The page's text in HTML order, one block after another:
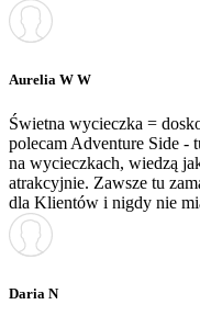
Aurelia W W
Świetna wycieczka =
polecam Adventure Side -
na wycieczkach, wiedzą
atrakcyjnie. Zawsze tu
dla Klientów i nigdy nie
Daria N